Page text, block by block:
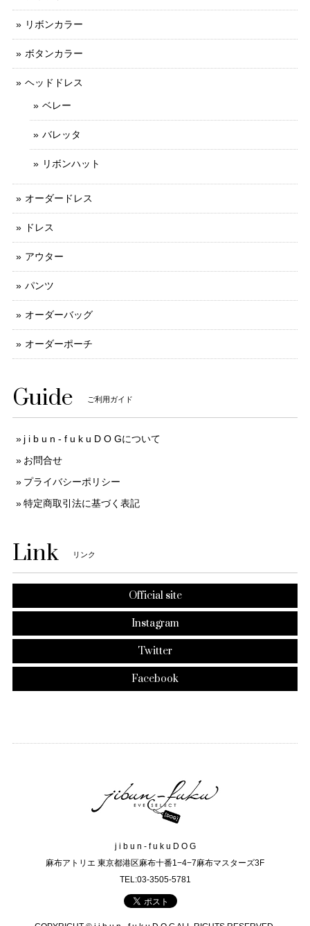
リボンカラー
ボタンカラー
ヘッドドレス
ベレー
バレッタ
リボンハット
オーダードレス
ドレス
アウター
パンツ
オーダーバッグ
オーダーポーチ
Guide ご利用ガイド
j i b u n - f u k u D O Gについて
お問合せ
プライバシーポリシー
特定商取引法に基づく表記
Link リンク
Official site
Instagram
Twitter
Facebook
j i b u n - f u k u D O G
麻布アトリエ 東京都港区麻布十番1−4−7麻布マスターズ3F
TEL:03-3505-5781